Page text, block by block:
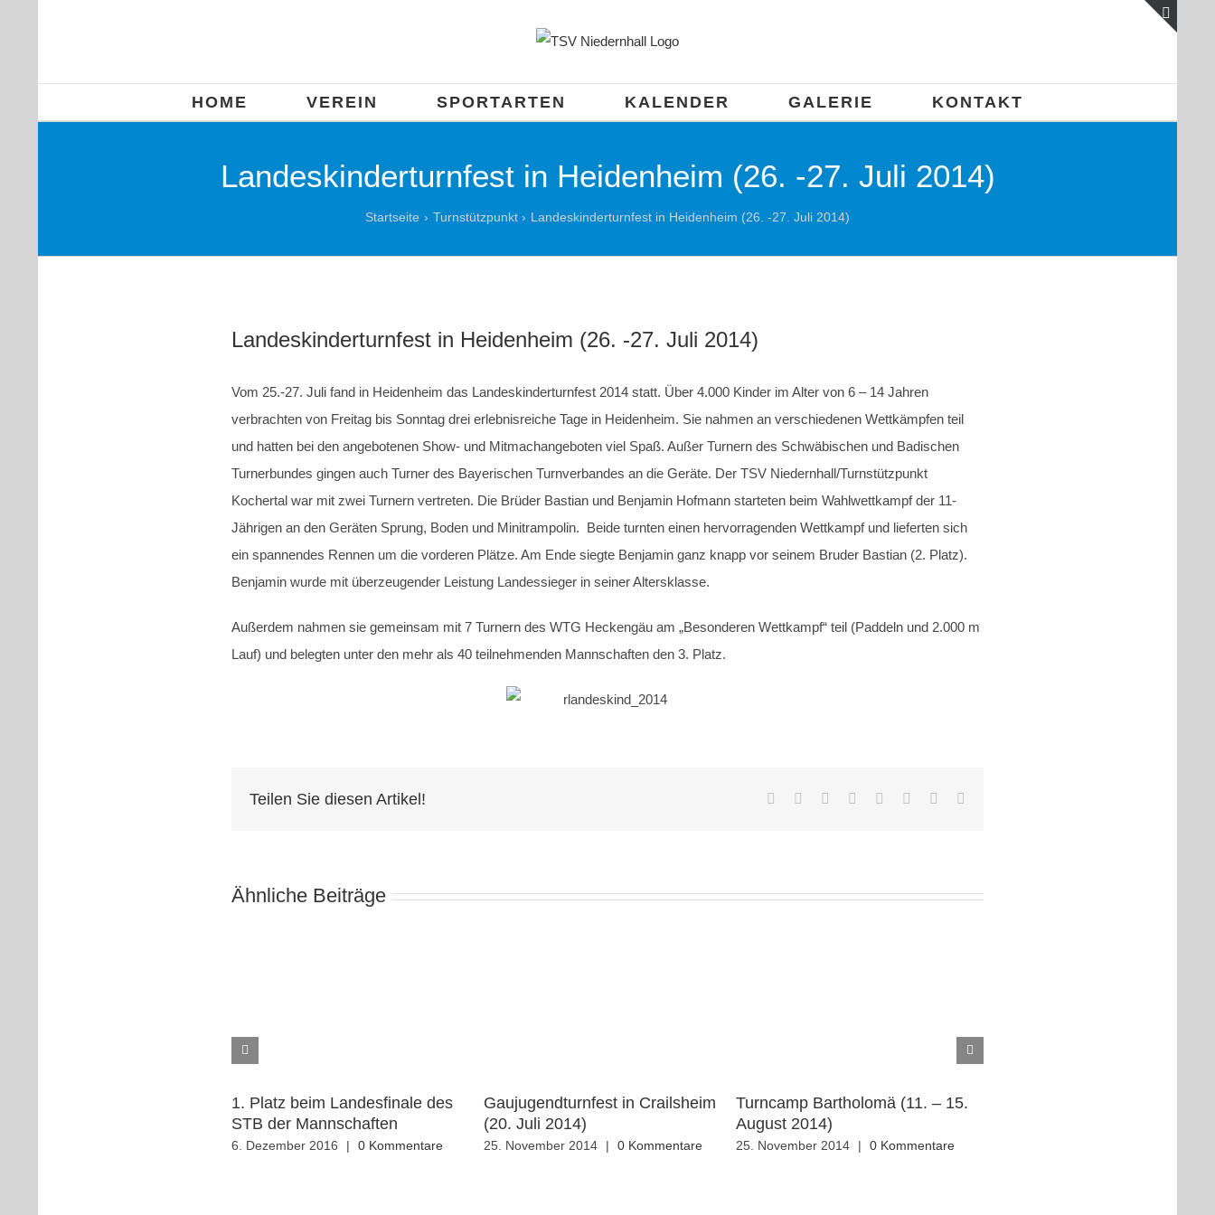
HOME VEREIN SPORTARTEN KALENDER GALERIE KONTAKT
Landeskinderturnfest in Heidenheim (26. -27. Juli 2014)
Startseite Turnstützpunkt Landeskinderturnfest in Heidenheim (26. -27. Juli 2014)
Landeskinderturnfest in Heidenheim (26. -27. Juli 2014)
Vom 25.-27. Juli fand in Heidenheim das Landeskinderturnfest 2014 statt. Über 4.000 Kinder im Alter von 6 – 14 Jahren
verbrachten von Freitag bis Sonntag drei erlebnisreiche Tage in Heidenheim. Sie nahmen an verschiedenen Wettkämpfen teil
und hatten bei den angebotenen Show- und Mitmachangeboten viel Spaß. Außer Turnern des Schwäbischen und Badischen
Turnerbundes gingen auch Turner des Bayerischen Turnverbandes an die Geräte. Der TSV Niedernhall/Turnstützpunkt
Kochertal war mit zwei Turnern vertreten. Die Brüder Bastian und Benjamin Hofmann starteten beim Wahlwettkampf der 11-
Jährigen an den Geräten Sprung, Boden und Minitrampolin. Beide turnten einen hervorragenden Wettkampf und lieferten sich
ein spannendes Rennen um die vorderen Plätze. Am Ende siegte Benjamin ganz knapp vor seinem Bruder Bastian (2. Platz).
Benjamin wurde mit überzeugender Leistung Landessieger in seiner Altersklasse.
Außerdem nahmen sie gemeinsam mit 7 Turnern des WTG Heckengäu am „Besonderen Wettkampf“ teil (Paddeln und 2.000 m
Lauf) und belegten unter den mehr als 40 teilnehmenden Mannschaften den 3. Platz.
Teilen Sie diesen Artikel! Facebook Reddit LinkedIn
TumblrPinterest
Ähnliche Beiträge
1. Platz beim Landesfinale des
STB der Mannschaften
6. Dezember 2016 | 0 Kommentare
Gaujugendturnfest in Crailsheim
(20. Juli 2014)
25. November 2014 | 0 Kommentare
Turncamp Bartholomä (11. – 15.
August 2014)
25. November 2014 | 0 Kommentare
Area